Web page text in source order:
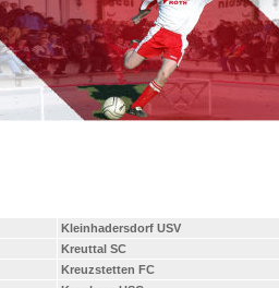
Kleinhadersdorf USV
Kreuttal SC
Kreuzstetten FC